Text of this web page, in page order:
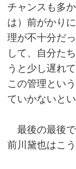
チャンスも多
は）前がかり
理が不十分だ
して、自分た
うと少し遅れ
この管理とい
ていかないとい
最後の最後で
前川黛也はこ